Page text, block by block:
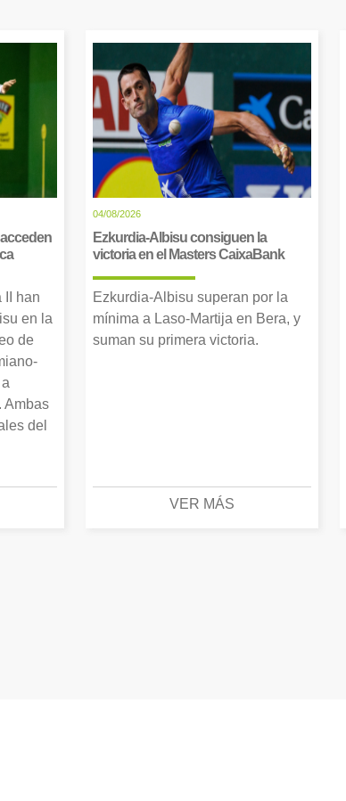
II han
en la
de
Ambas
del
04/08/2026
Ezkurdia-Albisu consiguen la
victoria en el Masters CaixaBank
Ezkurdia-Albisu superan por la
mínima a Laso-Martija en Bera, y
suman su primera victoria.
VER MÁS